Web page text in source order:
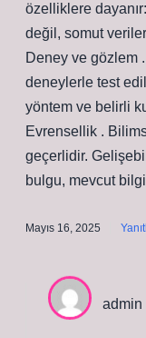
özelliklere
değil, somut
Deney ve gözlem
deneylerle test
yöntem ve belirli
Evrensellik .
geçerlidir.
bulgu, mevcut
Mayıs 16, 2025
admin